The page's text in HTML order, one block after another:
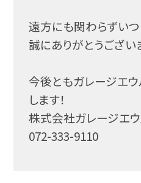
遠方にも関わらずい
誠にありがとうござい
今後ともガレージエ
します！
株式会社ガレージエ
072-333-9110